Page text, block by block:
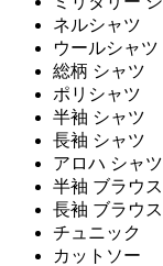
ネルシャツ
ウールシャツ
総柄 シャツ
ポリシャツ
半袖 シャツ
長袖 シャツ
アロハ シャツ
半袖 ブラウス
長袖 ブラウス
チュニック
カットソー